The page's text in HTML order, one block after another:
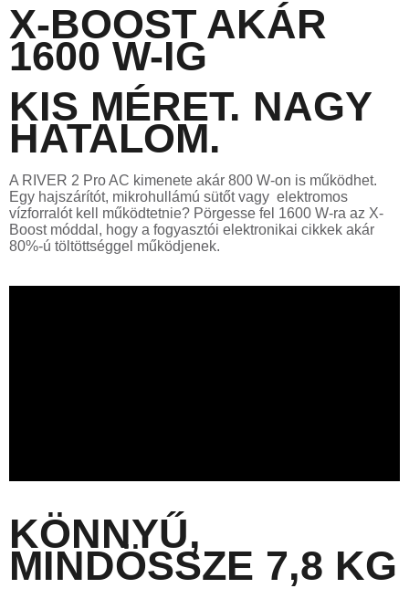
X-BOOST AKÁR
1600 W-IG
KIS MÉRET. NAGY
HATALOM.
A RIVER 2 Pro AC kimenete akár 800 W-on is működhet.
Egy hajszárítót, mikrohullámú sütőt vagy elektromos
vízforralót kell működtetnie? Pörgesse fel 1600 W-ra az X-
Boost móddal, hogy a fogyasztói elektronikai cikkek akár
80%-ú töltöttséggel működjenek.
KÖNNYŰ,
MINDÖSSZE 7,8 KG